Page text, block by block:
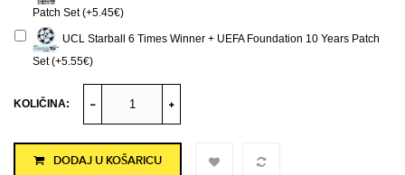
Patch Set (+5.45€)
UCL Starball 6 Times Winner + UEFA Foundation 10 Years Patch
Set (+5.55€)
KOLIČINA:
DODAJ U KOŠARICU